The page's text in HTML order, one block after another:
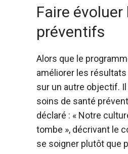
Faire
préventifs
Alors que le
améliorer les résultats
sur un autre objectif.
soins de santé
déclaré : « Notre
tombe », décrivant le
se soigner plutôt que